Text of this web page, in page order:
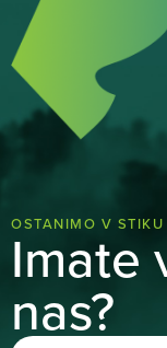
OSTANIMO V STIKU
Imate
nas?